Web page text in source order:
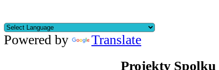
Powered by
Translate
Projekty Spolku